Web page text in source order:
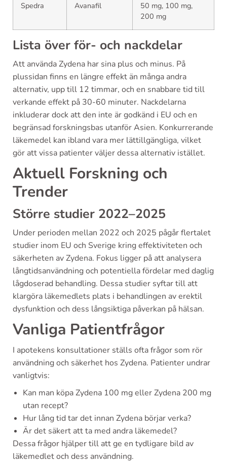
Spedra Avanafil
50 mg, 100 mg,
200 mg
Lista över för- och nackdelar
Att använda Zydena har sina plus och minus. På
plussidan finns en längre effekt än många andra
alternativ, upp till 12 timmar, och en snabbare tid till
verkande effekt på 30-60 minuter. Nackdelarna
inkluderar dock att den inte är godkänd i EU och en
begränsad forskningsbas utanför Asien. Konkurrerande
läkemedel kan ibland vara mer lättillgängliga, vilket
gör att vissa patienter väljer dessa alternativ istället.
Aktuell Forskning och
Trender
Större studier 2022–2025
Under perioden mellan 2022 och 2025 pågår flertalet
studier inom EU och Sverige kring effektiviteten och
säkerheten av Zydena. Fokus ligger på att analysera
långtidsanvändning och potentiella fördelar med daglig
lågdoserad behandling. Dessa studier syftar till att
klargöra läkemedlets plats i behandlingen av erektil
dysfunktion och dess långsiktiga påverkan på hälsan.
Vanliga Patientfrågor
I apotekens konsultationer ställs ofta frågor som rör
användning och säkerhet hos Zydena. Patienter undrar
vanligtvis:
Kan man köpa Zydena 100 mg eller Zydena 200 mg
utan recept?
Hur lång tid tar det innan Zydena börjar verka?
Är det säkert att ta med andra läkemedel?
Dessa frågor hjälper till att ge en tydligare bild av
läkemedlet och dess användning.